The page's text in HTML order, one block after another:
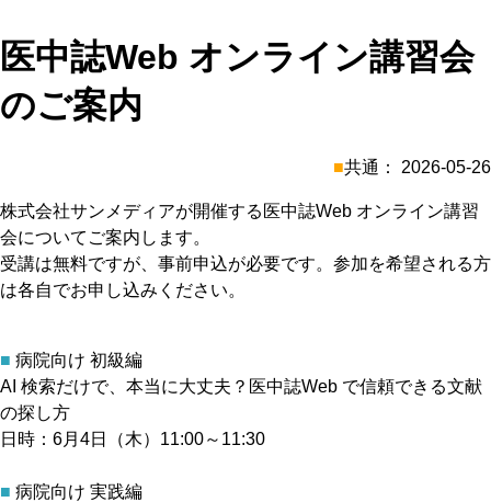
医中誌Web オンライン講習会
のご案内
■共通： 2026-05-26
株式会社サンメディアが開催する医中誌Web オンライン講習
会についてご案内します。
受講は無料ですが、事前申込が必要です。参加を希望される方
は各自でお申し込みください。
■ 病院向け 初級編
AI 検索だけで、本当に大丈夫？医中誌Web で信頼できる文献
の探し方
日時：6月4日（木）11:00～11:30
■ 病院向け 実践編